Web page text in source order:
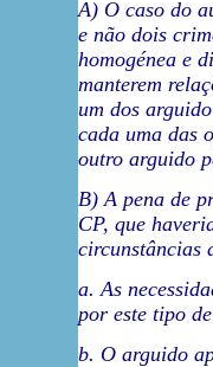
A) O caso do
e não dois
homogénea e
manterem
um dos
cada uma das
outro arguido
B) A pena de
CP, que
circunstâncias
a. As
por este tipo
b. O arguido